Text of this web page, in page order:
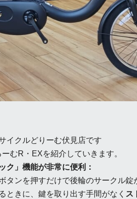
イクルどりーむ伏見店です
むR・EXを紹介していきます。
ク」機能が非常に便利：
ンを押すだけで後輪のサークル錠
ときに、鍵を取り出す手間がなく ス